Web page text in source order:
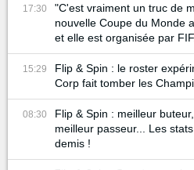
17:30
"C'est vraiment un truc de
nouvelle Coupe du Monde
et elle est organisée par
15:29
Flip & Spin : le roster
Corp fait tomber les
08:30
Flip & Spin : meilleur
meilleur passeur... Les
demis !